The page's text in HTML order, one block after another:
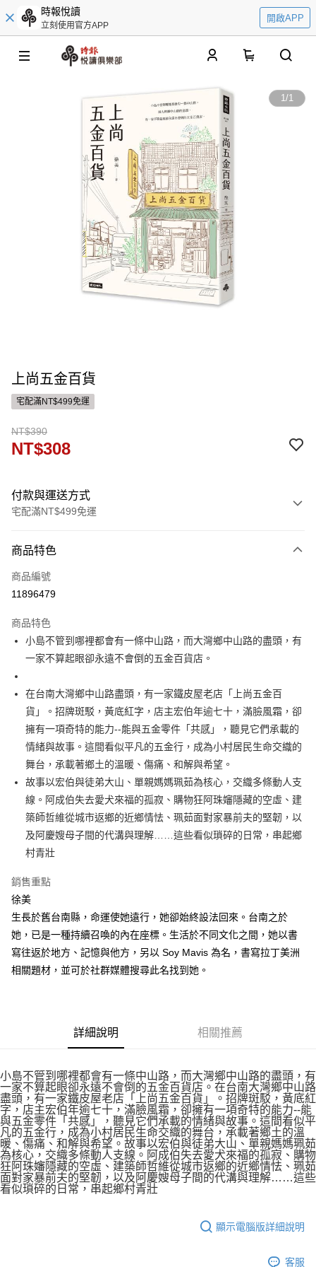
時報悅讀
立刻使用官方APP
開啟APP
1/1
上尚五金百貨
宅配滿NT$499免運
NT$390
NT$308
付款與運送方式
宅配滿NT$499免運
信用卡一次付款
運送方式
宅配
每筆NT$100，滿NT$499(含以上)免運費
商品特色
商品編號
11896479
商品特色
小島不管到哪裡都會有一條中山路，而大灣鄉中山路的盡頭，有
一家不算起眼卻永遠不會倒的五金百貨店。
在台南大灣鄉中山路盡頭，有一家鐵皮屋老店「上尚五金百
貨」。招牌斑駁，黃底紅字，店主宏伯年逾七十，滿臉風霜，卻
擁有一項奇特的能力--能與五金零件「共感」，聽見它們承載的
情緒與故事。這間看似平凡的五金行，成為小村居民生命交織的
舞台，承載著鄉土的溫暖、傷痛、和解與希望。
故事以宏伯與徒弟大山、單親媽媽珮茹為核心，交織多條動人支
線。阿成伯失去愛犬來福的孤寂、購物狂阿珠嬸隱藏的空虛、建
築師哲維從城市返鄉的近鄉情怯、珮茹面對家暴前夫的堅韌，以
及阿慶嫂母子間的代溝與理解……這些看似瑣碎的日常，串起鄉
村青壯
銷售重點
徐美
生長於舊台南縣，命運使她遠行，她卻始終設法回來。台南之於
她，已是一種持續召喚的內在座標。生活於不同文化之間，她以書
寫往返於地方、記憶與他方，另以 Soy Mavis 為名，書寫拉丁美洲
相關題材，並可於社群媒體搜尋此名找到她。
詳細說明 相關推薦
小島不管到哪裡都會有一條中山路，而大灣鄉中山路的盡頭，有
一家不算起眼卻永遠不會倒的五金百貨店。在台南大灣鄉中山路
盡頭，有一家鐵皮屋老店「上尚五金百貨」。招牌斑駁，黃底紅
字，店主宏伯年逾七十，滿臉風霜，卻擁有一項奇特的能力--能
與五金零件「共感」，聽見它們承載的情緒與故事。這間看似平
凡的五金行，成為小村居民生命交織的舞台，承載著鄉土的溫
暖、傷痛、和解與希望。故事以宏伯與徒弟大山、單親媽媽珮茹
為核心，交織多條動人支線。阿成伯失去愛犬來福的孤寂、購物
狂阿珠嬸隱藏的空虛、建築師哲維從城市返鄉的近鄉情怯、珮茹
面對家暴前夫的堅韌，以及阿慶嫂母子間的代溝與理解……這些
看似瑣碎的日常，串起鄉村青壯
顯示電腦版詳細說明
客服